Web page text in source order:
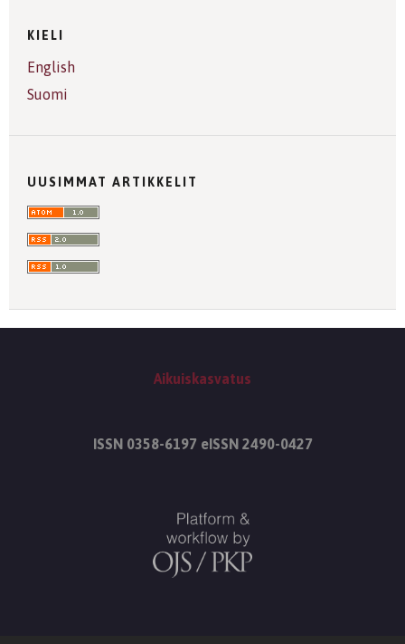
KIELI
English
Suomi
UUSIMMAT ARTIKKELIT
Aikuiskasvatus
ISSN 0358-6197 eISSN 2490-0427